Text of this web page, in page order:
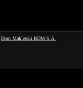
Dom Maklerski BDM S.A.